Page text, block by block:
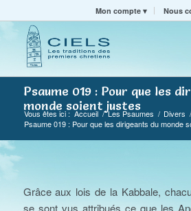
Mon compte Nous
Psaume 019 : Pour que les
monde soient justes
Vous êtes ici : Accueil / Les Psaumes / Divers /
Psaume 019 : Pour que les dirigeants du monde
Grâce aux lois de la Kabbale,
se sont vus attribués ce que les